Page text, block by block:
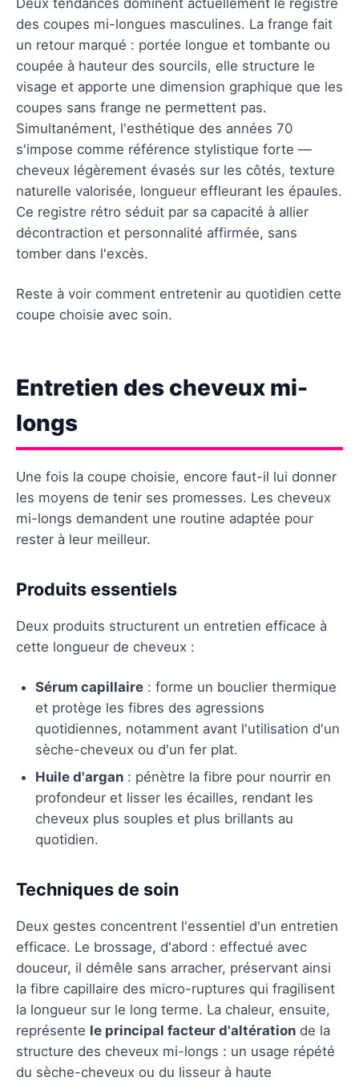
des coupes mi-longues masculines. La frange fait
un retour marqué : portée longue et tombante ou
coupée à hauteur des sourcils, elle structure le
visage et apporte une dimension graphique que les
coupes sans frange ne permettent pas.
Simultanément, l'esthétique des années 70
s'impose comme référence stylistique forte —
cheveux légèrement évasés sur les côtés, texture
naturelle valorisée, longueur effleurant les épaules.
Ce registre rétro séduit par sa capacité à allier
décontraction et personnalité affirmée, sans
tomber dans l'excès.
Reste à voir comment entretenir au quotidien cette
coupe choisie avec soin.
Entretien des cheveux mi-
longs
Une fois la coupe choisie, encore faut-il lui donner
les moyens de tenir ses promesses. Les cheveux
mi-longs demandent une routine adaptée pour
rester à leur meilleur.
Produits essentiels
Deux produits structurent un entretien efficace à
cette longueur de cheveux :
Sérum capillaire : forme un bouclier thermique
et protège les fibres des agressions
quotidiennes, notamment avant l'utilisation d'un
sèche-cheveux ou d'un fer plat.
Huile d'argan : pénètre la fibre pour nourrir en
profondeur et lisser les écailles, rendant les
cheveux plus souples et plus brillants au
quotidien.
Techniques de soin
Deux gestes concentrent l'essentiel d'un entretien
efficace. Le brossage, d'abord : effectué avec
douceur, il démêle sans arracher, préservant ainsi
la fibre capillaire des micro-ruptures qui fragilisent
la longueur sur le long terme. La chaleur, ensuite,
représente le principal facteur d'altération de la
structure des cheveux mi-longs : un usage répété
du sèche-cheveux ou du lisseur à haute